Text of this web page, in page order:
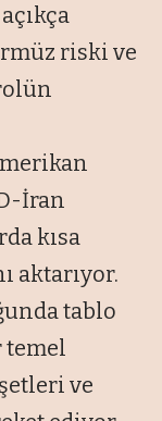
riski ve
İran
kısa
aktarıyor.
tablo
temel
ve